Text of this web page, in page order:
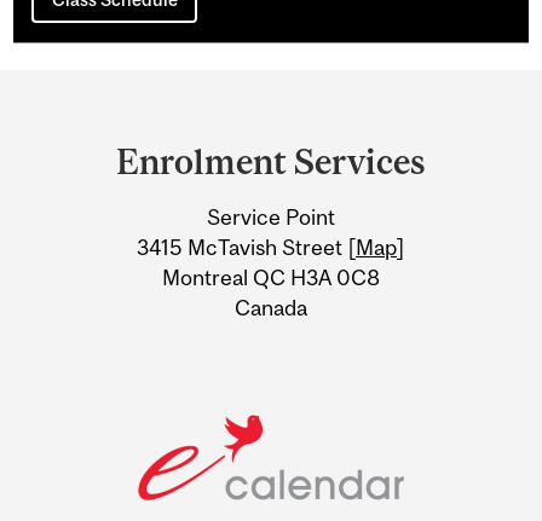
Information
Enrolment Services
Service Point
3415 McTavish Street [Map]
Montreal QC H3A 0C8
Canada